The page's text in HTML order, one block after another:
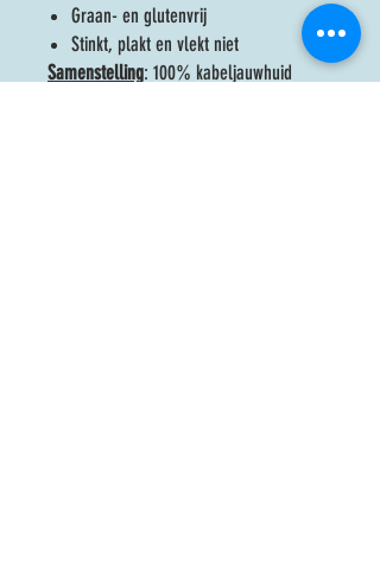
Graan- en glutenvrij
Stinkt, plakt en vlekt niet
Samenstelling: 100% kabeljauwhuid